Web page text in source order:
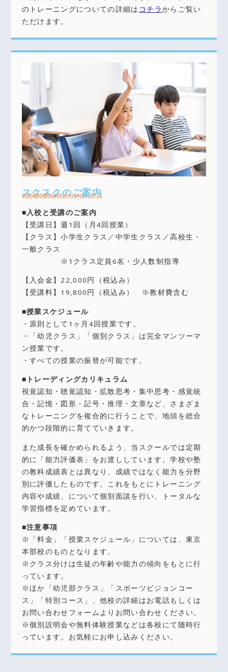
のトレーニングについての詳細は コチラからご覧い
ただけます。
スクスクのご案内
■入校と受講のご案内
【受講日】週1回（月4回授業）
【クラス】小学生クラス／中学生クラス／高校生・
一般クラス
※1クラス定員6名・少人数制指導
【入会金】22,000円（税込み）
【受講料】19,800円（税込み） ※教材費含む
■授業スケジュール
・原則として1ヶ月4回授業です。
・「幼児クラス」「個別クラス」は完全マンツーマ
ン授業です。
・すべての授業の振替が可能です。
■トレーディングカリキュラム
視覚認知・聴覚認知・拡散思考・集中思考・感覚統
合・記憶・図形・記号・推理・文章など、さまざま
なトレーニングを複合的に行うことで、地頭を総合
的かつ段階的に育てていきます。
また成長を確かめられるよう、当スクールでは定期
的に「能力評価表」をお渡ししています。学校や塾
の教科成績表とは異なり、成績ではなく能力を分野
別に評価したものです。これをもとにトレーニング
内容や成績、について個別面談を行い、トータルな
学習指標を定めています。
■注意事項
※「料金」「授業スケジュール」については、東京
本部校のものとなります。
※クラス分けは生徒の年齢や能力の傾向をもとに行
っています。
※ほか「幼児部クラス」「スポーツビジョンコー
ス」「特別コース」、他校の詳細はお電話もしくは
お問い合わせフォームよりお問い合わせください。
※個別説明会や無料体験授業などは各校にて随時行
っています。お気軽にお申し込みください。